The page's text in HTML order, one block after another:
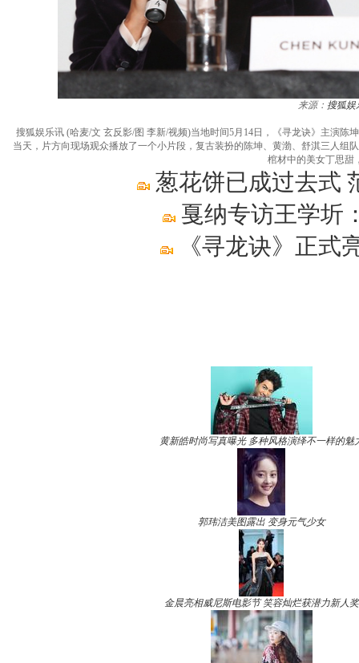
来源： 搜狐娱
搜狐娱乐讯 (哈麦/文 玄反影/图 李新/视频)当地时间5月14日，《寻龙诀》主演陈
当天，片方向现场观众播放了一个小片段，复古装扮的陈坤、黄渤、舒淇三人
棺材中的美女丁思甜
葱花饼已成过去式
戛纳专访王学圻
《寻龙诀》正式
黄新皓时尚写真曝光 多种风格演绎不一样的魅
郭玮洁美图露出 变身元气少女
金晨亮相威尼斯电影节 笑容灿烂获潜力新人奖